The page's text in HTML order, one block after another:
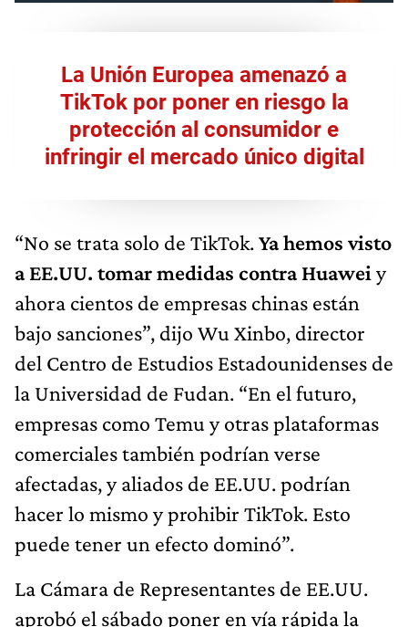
La Unión Europea amenazó a
TikTok por poner en riesgo la
protección al consumidor e
infringir el mercado único digital
“No se trata solo de TikTok.Ya hemos visto
a EE.UU. tomar medidas contra Huawei y
ahora cientos de empresas chinas están
bajo sanciones”, dijo Wu Xinbo, director
del Centro de Estudios Estadounidenses de
la Universidad de Fudan. “En el futuro,
empresas como Temu y otras plataformas
comerciales también podrían verse
afectadas, y aliados de EE.UU. podrían
hacer lo mismo y prohibir TikTok. Esto
puede tener un efecto dominó”.
La Cámara de Representantes de EE.UU.
aprobó el sábado poner en vía rápida la